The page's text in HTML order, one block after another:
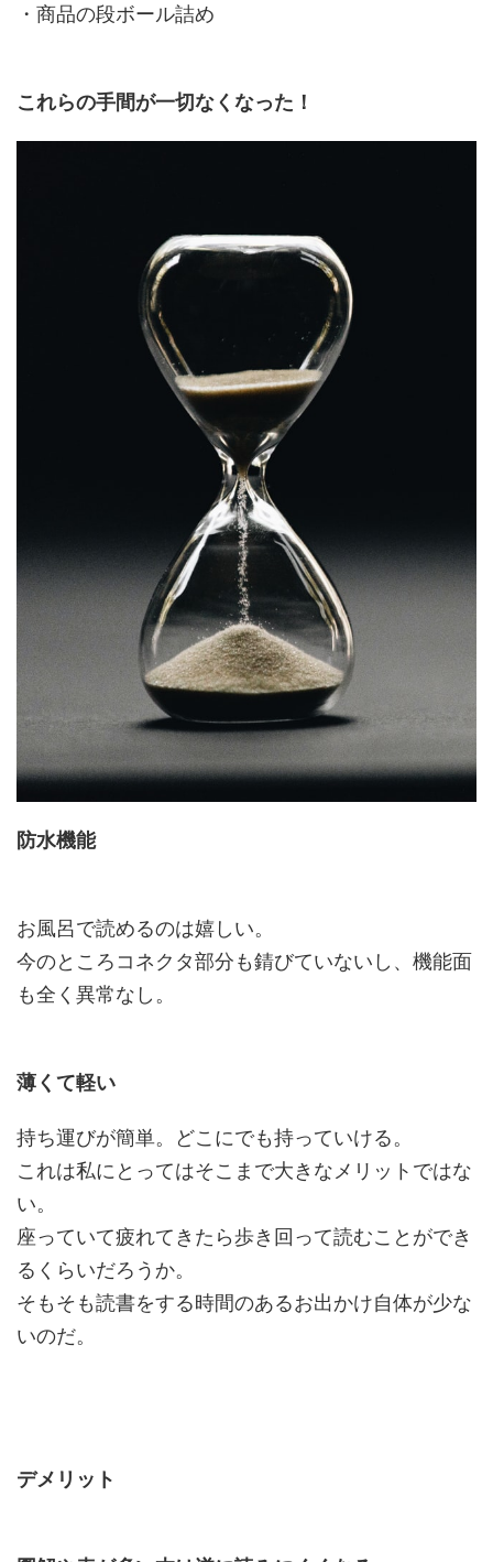
・ 商品の段ボール詰め
これらの手間が一切なくなった！
防水機能
お風呂で読めるのは嬉しい。
今のところコネクタ部分も錆びていないし、機能面
も全く異常なし。
薄くて軽い
持ち運びが簡単。どこにでも持っていける。
これは私にとってはそこまで大きなメリットではな
い。
座っていて疲れてきたら歩き回って読むことができ
るくらいだろうか。
そもそも読書をする時間のあるお出かけ自体が少な
いのだ。
デメリット